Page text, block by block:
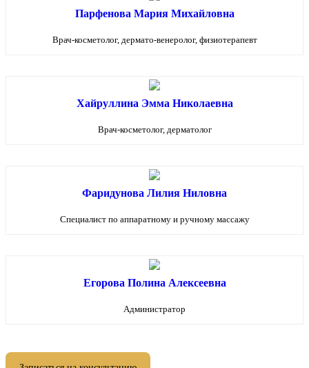
Парфенова Мария Михайловна
Врач-косметолог, дермато-венеролог, физиотерапевт
Хайруллина Эмма Николаевна
Врач-косметолог, дерматолог
Фаридунова Лилия Ниловна
Специалист по аппаратному и ручному массажу
Егорова Полина Алексеевна
Администратор